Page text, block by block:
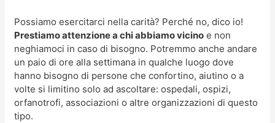
Possiamo esercitarci nella carità? Perché no, dico io!
Prestiamo attenzione a chi abbiamo vicino e non
neghiamoci in caso di bisogno. Potremmo anche andare
un paio di ore alla settimana in qualche luogo dove
hanno bisogno di persone che confortino, aiutino o a
volte si limitino solo ad ascoltare: ospedali, ospizi,
orfanotrofi, associazioni o altre organizzazioni di questo
tipo.